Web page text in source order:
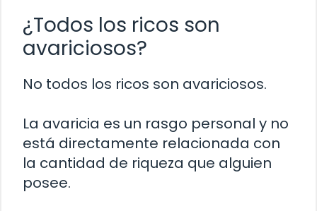
¿Todos los ricos son
avariciosos?
No todos los ricos son avariciosos.
La avaricia es un rasgo personal y no
está directamente relacionada con
la cantidad de riqueza que alguien
posee.